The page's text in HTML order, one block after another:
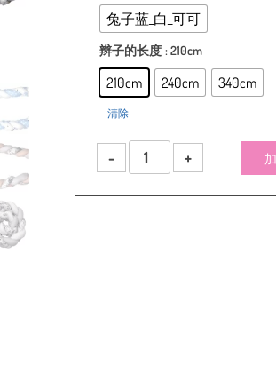
兔子蓝_白_可可
辫子的长度 : 210cm
210cm 240cm 340cm
清除
Warkocz